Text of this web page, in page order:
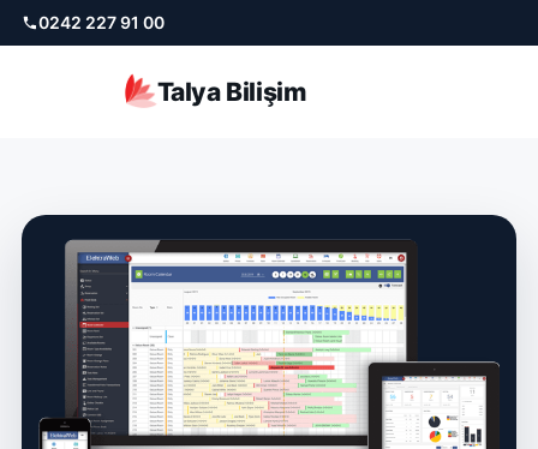
0242 227 91 00
Talya Bilişim